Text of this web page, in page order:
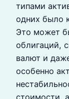
типами
одних было
Это может
облигаций,
валют и
особенно
стоимости,